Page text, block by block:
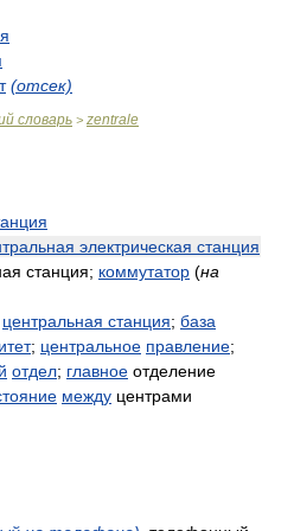
(отсек)
словарь > zentrale
электрическая станция
станция; коммутатор (на
центральная станция; база
; центральное правление;
отдел; главное отделение
между центрами